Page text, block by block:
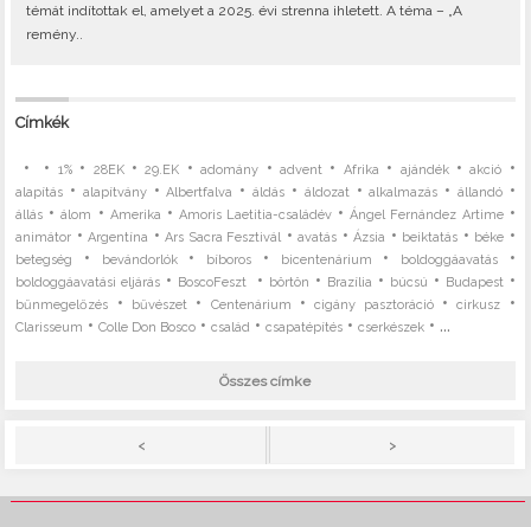
témát indítottak el, amelyet a 2025. évi strenna ihletett. A téma – „A
remény..
Címkék
• • 1%• 28EK•29.EK •adomány •advent • Afrika • ajándék•akció •
alapítás • alapítvány•Albertfalva •áldás • áldozat •alkalmazás • állandó•
állás •álom • Amerika • Amoris Laetitia-családév •Ángel Fernández Artime•
animátor •Argentína •Ars Sacra Fesztivál •avatás •Ázsia • beiktatás • béke •
betegség • bevándorlók• bíboros • bicentenárium • boldoggáavatás•
boldoggáavatási eljárás • BoscoFeszt • börtön • Brazília • búcsú • Budapest •
bűnmegelőzés • bűvészet • Centenárium •cigány pasztoráció•cirkusz •
Clarisseum •Colle Don Bosco •család •csapatépítés •cserkészek • ...
Összes címke
< >